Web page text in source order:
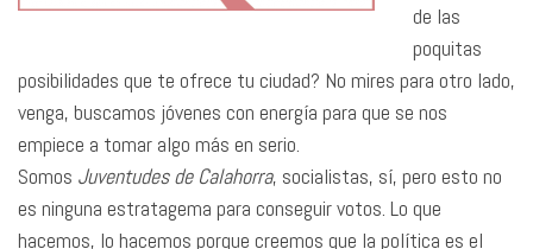
de las
poquitas
posibilidades que te ofrece tu ciudad? No mires para otro lado,
venga, buscamos jóvenes con energía para que se nos
empiece a tomar algo más en serio.
Somos Juventudes de Calahorra, socialistas, sí, pero esto no
es ninguna estratagema para conseguir votos. Lo que
hacemos, lo hacemos porque creemos que la política es el